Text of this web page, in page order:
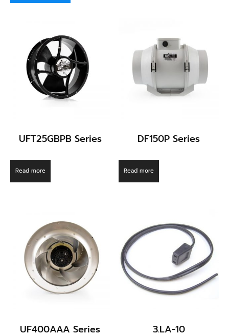
UFT25GBPB Series
Read more
DF150P Series
Read more
UF400AAA Series 3.LA-10